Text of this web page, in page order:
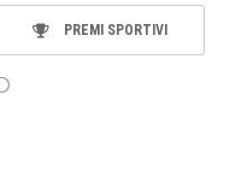
PREMI SPORTIVI